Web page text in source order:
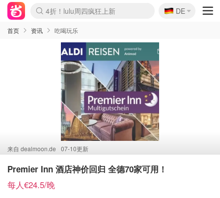
Boticinal 夏促开抢！
4折！lulu周四疯狂上新
还没结束！&OtherStories大促
Joybuy变相75折 随时失效
速领！Stanley独家85折
疑似霸哥！Camper额外叠85折
Zalando 奥莱闪促！每日更新
Moncler反季囤！5折起+叠9折
Coach Brooklyn仅€192
🇩🇪
DE
首页 资讯 吃喝玩乐
来自 dealmoon.de 07-10更新
Premier Inn 酒店神价回归 全德70家可用！
每人€24.5/晚